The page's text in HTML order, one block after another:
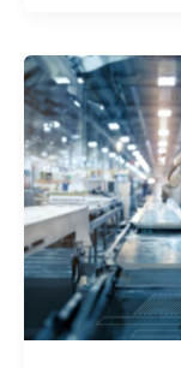
Packaging
intelligente:
l’AI
riduce
i
fermi
macchina
e
i